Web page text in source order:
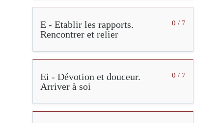
0 / 7
E - Etablir les rapports.
Rencontrer et relier
0 / 7
Ei - Dévotion et douceur.
Arriver à soi